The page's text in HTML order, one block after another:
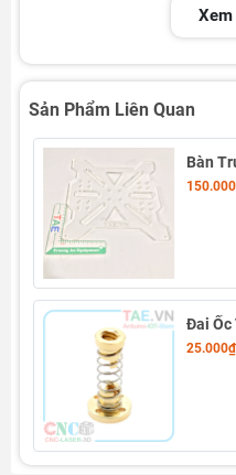
Sản Phẩm Liên Quan
Bàn
Đai Ốc
25.000₫